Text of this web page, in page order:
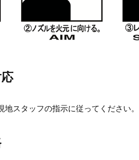
スタッフの指示に従ってください。